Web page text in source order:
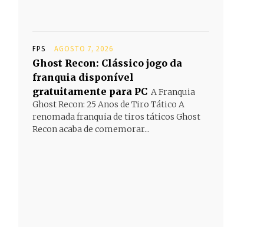
FPS AGOSTO 7, 2026
Ghost Recon: Clássico jogo da
franquia disponível
gratuitamente para PC A Franquia
Ghost Recon: 25 Anos de Tiro Tático A
renomada franquia de tiros táticos Ghost
Recon acaba de comemorar...